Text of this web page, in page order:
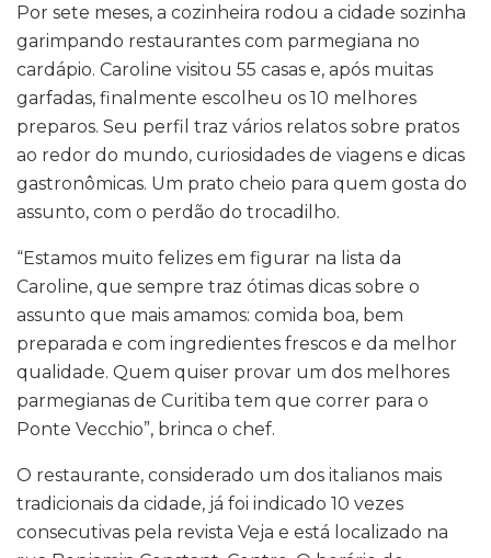
Por sete meses, a cozinheira rodou a cidade sozinha
garimpando restaurantes com parmegiana no
cardápio. Caroline visitou 55 casas e, após muitas
garfadas, finalmente escolheu os 10 melhores
preparos. Seu perfil traz vários relatos sobre pratos
ao redor do mundo, curiosidades de viagens e dicas
gastronômicas. Um prato cheio para quem gosta do
assunto, com o perdão do trocadilho.
“Estamos muito felizes em figurar na lista da
Caroline, que sempre traz ótimas dicas sobre o
assunto que mais amamos: comida boa, bem
preparada e com ingredientes frescos e da melhor
qualidade. Quem quiser provar um dos melhores
parmegianas de Curitiba tem que correr para o
Ponte Vecchio”, brinca o chef.
O restaurante, considerado um dos italianos mais
tradicionais da cidade, já foi indicado 10 vezes
consecutivas pela revista Veja e está localizado na